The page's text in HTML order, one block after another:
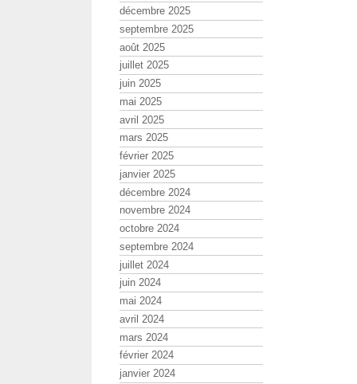
décembre 2025
septembre 2025
août 2025
juillet 2025
juin 2025
mai 2025
avril 2025
mars 2025
février 2025
janvier 2025
décembre 2024
novembre 2024
octobre 2024
septembre 2024
juillet 2024
juin 2024
mai 2024
avril 2024
mars 2024
février 2024
janvier 2024